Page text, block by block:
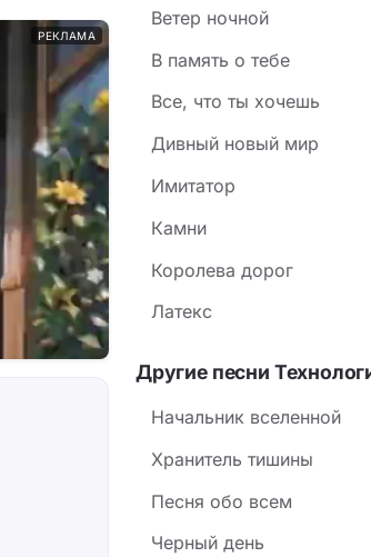
РЕКЛАМА
Ветер ночной
В память о тебе
Все, что ты хочешь
Дивный новый мир
Имитатор
Камни
Королева дорог
Латекс
Другие песни
Начальник вселенной
Хранитель тишины
Песня обо всем
Черный день